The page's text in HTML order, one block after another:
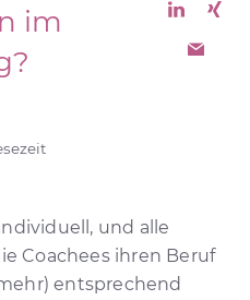
im
und alle
Coachees ihren Beruf
entsprechend